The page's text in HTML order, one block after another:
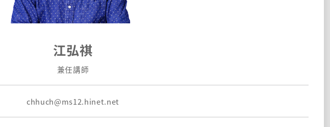
江弘祺
兼任講師
chhuch@ms12.hinet.net